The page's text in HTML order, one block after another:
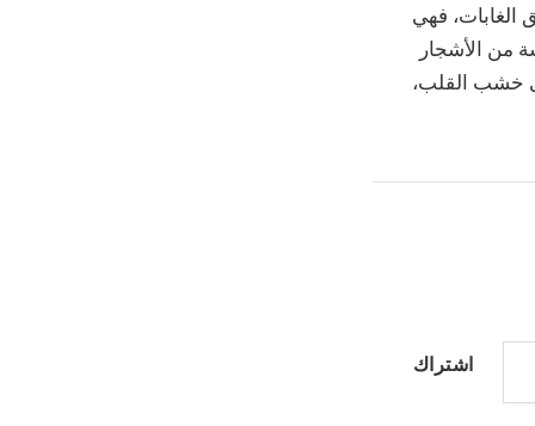
الغابات، فهي
من الأشجار
خشب القلب،
اشتراك